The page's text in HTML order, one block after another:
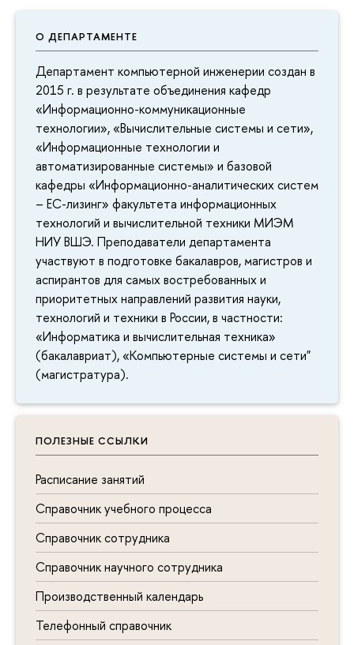
О ДЕПАРТАМЕНТЕ
Департамент компьютерной инженерии создан в
2015 г. в результате объединения кафедр
«Информационно-коммуникационные
технологии», «Вычислительные системы и сети»,
«Информационные технологии и
автоматизированные системы» и базовой
кафедры «Информационно-аналитических систем
– ЕС-лизинг» факультета информационных
технологий и вычислительной техники МИЭМ
НИУ ВШЭ. Преподаватели департамента
участвуют в подготовке бакалавров, магистров и
аспирантов для самых востребованных и
приоритетных направлений развития науки,
технологий и техники в России, в частности:
«Информатика и вычислительная техника»
(бакалавриат), «Компьютерные системы и сети"
(магистратура).
ПОЛЕЗНЫЕ ССЫЛКИ
Расписание занятий
Справочник учебного процесса
Справочник сотрудника
Справочник научного сотрудника
Производственный календарь
Телефонный справочник